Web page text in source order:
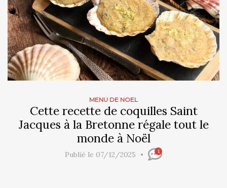
MENU DE NOEL
Cette recette de coquilles Saint
Jacques à la Bretonne régale tout le
monde à Noël
Publié le 07/12/2025 1